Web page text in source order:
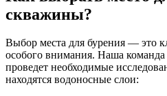
скважины?
Выбор места для бурения — это
особого внимания. Наша
проведет необходимые
находятся водоносные слои: